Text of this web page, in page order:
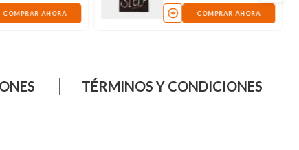
COMPRAR AHORA COMPRAR AHORA
TÉRMINOS Y CONDICIONES